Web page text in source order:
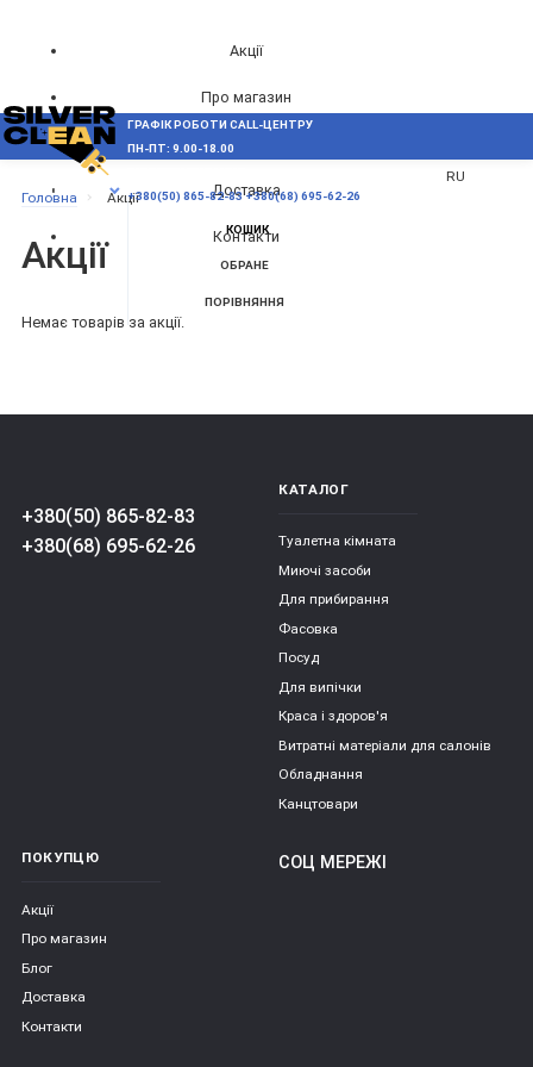
Акції
Про магазин
Блог
Доставка
Контакти
RU
МЕНЮ
ГРАФІК РОБОТИ CALL-ЦЕНТРУ
ПН-ПТ: 9.00-18.00
+380(50) 865-82-83 +380(68) 695-62-26
КОШИК
ОБРАНЕ
ПОРІВНЯННЯ
Головна Акції
Акції
Немає товарів за акції.
+380(50) 865-82-83
+380(68) 695-62-26
КАТАЛОГ
Туалетна кімната
Миючі засоби
Для прибирання
Фасовка
Посуд
Для випічки
Краса і здоров'я
Витратні матеріали для салонів
Обладнання
Канцтовари
ПОКУПЦЮ
Акції
Про магазин
Блог
Доставка
Контакти
СОЦ МЕРЕЖІ